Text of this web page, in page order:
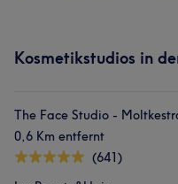
Kosmetikstudios in
The Face Studio -
0,6 Km entfernt
(641)